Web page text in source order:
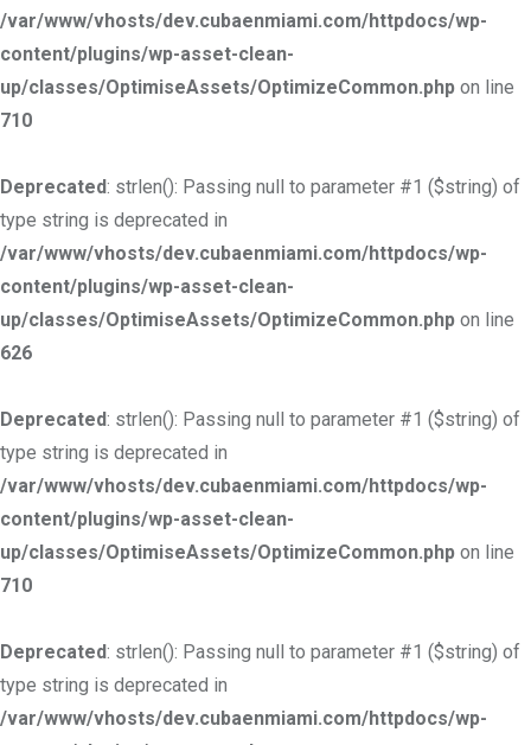
/var/www/vhosts/dev.cubaenmiami.com/httpdocs/wp-
content/plugins/wp-asset-clean-
up/classes/OptimiseAssets/OptimizeCommon.php on line
710
Deprecated: strlen(): Passing null to parameter #1 ($string) of
type string is deprecated in
/var/www/vhosts/dev.cubaenmiami.com/httpdocs/wp-
content/plugins/wp-asset-clean-
up/classes/OptimiseAssets/OptimizeCommon.php on line
626
Deprecated: strlen(): Passing null to parameter #1 ($string) of
type string is deprecated in
/var/www/vhosts/dev.cubaenmiami.com/httpdocs/wp-
content/plugins/wp-asset-clean-
up/classes/OptimiseAssets/OptimizeCommon.php on line
710
Deprecated: strlen(): Passing null to parameter #1 ($string) of
type string is deprecated in
/var/www/vhosts/dev.cubaenmiami.com/httpdocs/wp-